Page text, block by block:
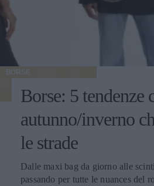
BORSE
Borse: 5 tendenze
autunno/inverno
le strade
Dalle maxi bag da giorno alle
passando per tutte le nuances del